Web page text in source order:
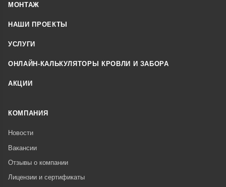
МОНТАЖ
НАШИ ПРОЕКТЫ
УСЛУГИ
ОНЛАЙН-КАЛЬКУЛЯТОРЫ КРОВЛИ И ЗАБОРА
АКЦИИ
КОМПАНИЯ
Новости
Вакансии
Отзывы о компании
Лицензии и сертификаты